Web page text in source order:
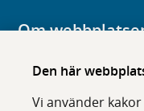
Den här
Vi använder
Om
Om karolinska.se